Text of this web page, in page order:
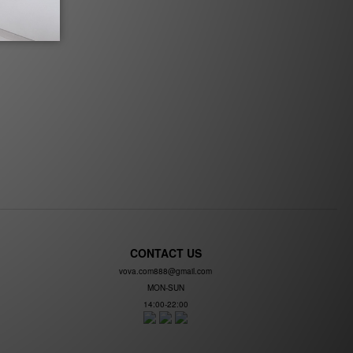
CONTACT US
vova.com888@gmail.com
MON-SUN
14:00-22:00